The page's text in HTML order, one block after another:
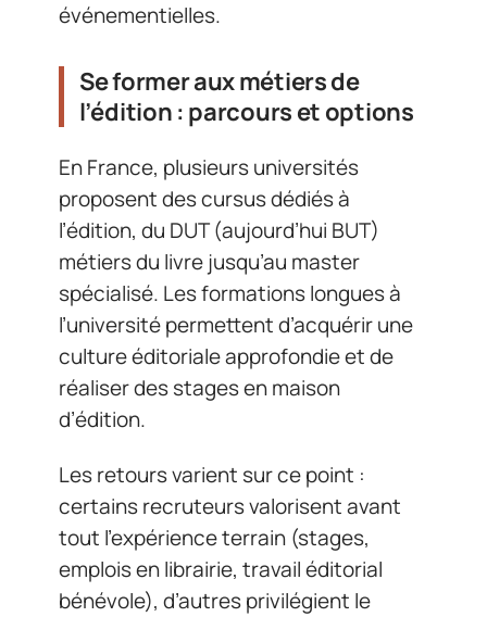
événementielles.
Se former aux métiers de
l’édition : parcours et options
En France, plusieurs universités
proposent des cursus dédiés à
l’édition, du DUT (aujourd’hui BUT)
métiers du livre jusqu’au master
spécialisé. Les formations longues à
l’université permettent d’acquérir une
culture éditoriale approfondie et de
réaliser des stages en maison
d’édition.
Les retours varient sur ce point :
certains recruteurs valorisent avant
tout l’expérience terrain (stages,
emplois en librairie, travail éditorial
bénévole), d’autres privilégient le